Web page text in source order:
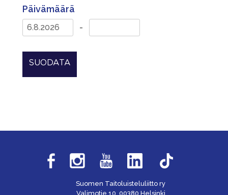
Päivämäärä
-
SUODATA
Suomen Taitoluisteluliitto ry
Valimotie 10, 00380 Helsinki